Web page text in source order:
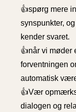
👍spørg mere
synspunkter,
kender svaret.
👍når vi møder
forventningen
automatisk
👍Vær
dialogen og